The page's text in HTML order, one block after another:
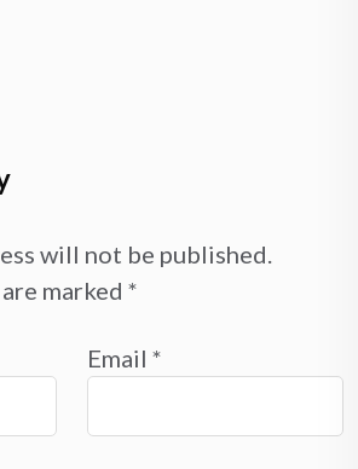
will not be published.
marked *
Email *